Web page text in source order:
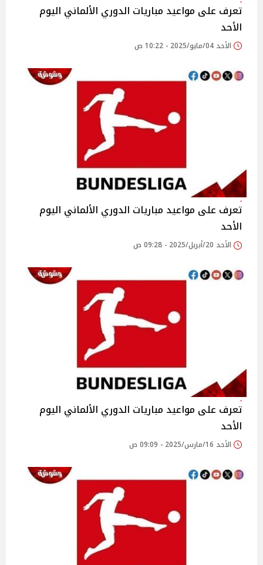
تعرف على مواعيد مباريات الدوري الألماني اليوم
الأحد
الأحد 04/مايو/2025 - 10:22 ص
تعرف على مواعيد مباريات الدوري الألماني اليوم
الأحد
الأحد 20/أبريل/2025 - 09:28 ص
تعرف على مواعيد مباريات الدوري الألماني اليوم
الأحد
الأحد 16/مارس/2025 - 09:09 ص